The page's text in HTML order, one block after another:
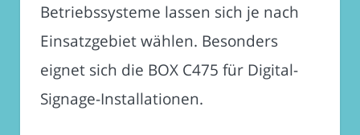
Betriebssysteme lassen sich je nach
Einsatzgebiet wählen. Besonders
eignet sich die BOX C475 für Digital-
Signage-Installationen.